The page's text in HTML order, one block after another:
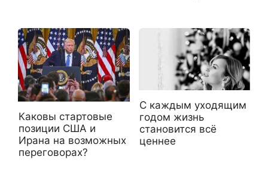
Каковы стартовые
позиции США и
Ирана на возможных
переговорах?
С каждым уходящим
годом жизнь
становится всё
ценнее